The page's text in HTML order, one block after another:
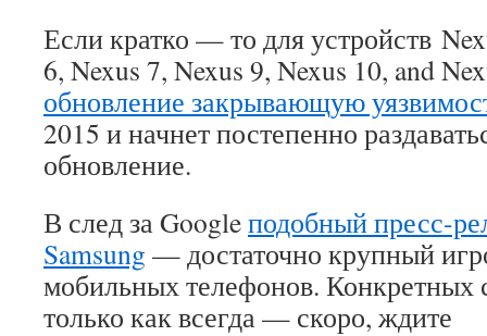
Если кратко — то для устройств
6, Nexus 7, Nexus 9, Nexus 10, and
обновление закрывающую
2015 и начнет постепенно
обновление.
В след за Googleподобный пресс-
Samsung — достаточно крупный
мобильных телефонов. Конкретных
только как всегда — скоро, ждите